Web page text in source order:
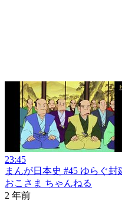
23:45
まんが日本史 #45 ゆらぐ
おこさま ちゃんねる
2 年前